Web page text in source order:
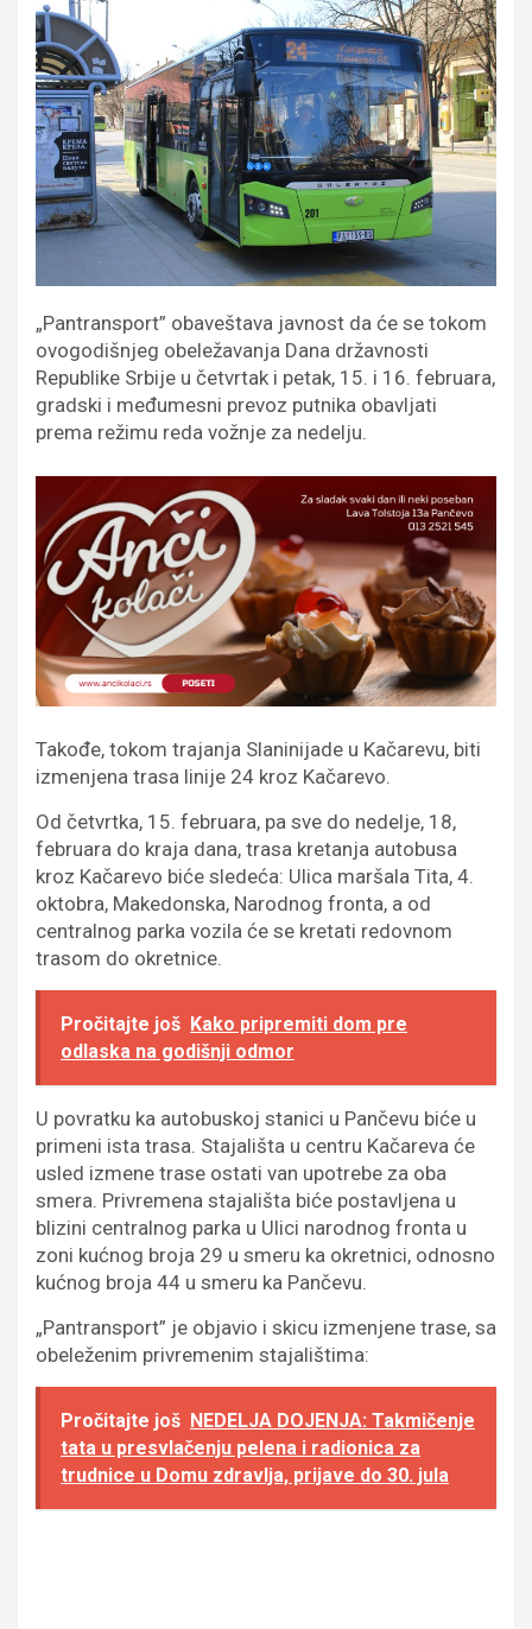
„Pantransport” obaveštava javnost da će se tokom
ovogodišnjeg obeležavanja Dana državnosti
Republike Srbije u četvrtak i petak, 15. i 16. februara,
gradski i međumesni prevoz putnika obavljati
prema režimu reda vožnje za nedelju.
Takođe, tokom trajanja Slaninijade u Kačarevu, biti
izmenjena trasa linije 24 kroz Kačarevo.
Od četvrtka, 15. februara, pa sve do nedelje, 18,
februara do kraja dana, trasa kretanja autobusa
kroz Kačarevo biće sledeća: Ulica maršala Tita, 4.
oktobra, Makedonska, Narodnog fronta, a od
centralnog parka vozila će se kretati redovnom
trasom do okretnice.
Pročitajte još Kako pripremiti dom pre
odlaska na godišnji odmor
U povratku ka autobuskoj stanici u Pančevu biće u
primeni ista trasa. Stajališta u centru Kačareva će
usled izmene trase ostati van upotrebe za oba
smera. Privremena stajališta biće postavljena u
blizini centralnog parka u Ulici narodnog fronta u
zoni kućnog broja 29 u smeru ka okretnici, odnosno
kućnog broja 44 u smeru ka Pančevu.
„Pantransport” je objavio i skicu izmenjene trase, sa
obeleženim privremenim stajalištima:
Pročitajte još NEDELJA DOJENJA: Takmičenje
tata u presvlačenju pelena i radionica za
trudnice u Domu zdravlja, prijave do 30. jula